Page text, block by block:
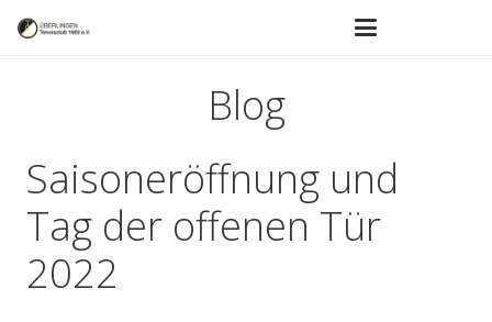
Blog
Saisoneröffnung und
Tag der offenen Tür
2022